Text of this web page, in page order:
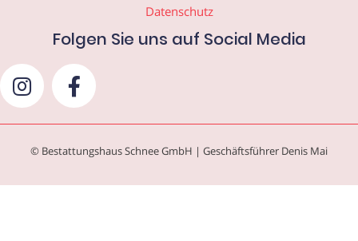
Datenschutz
Folgen Sie uns auf Social Media
© Bestattungshaus Schnee GmbH | Geschäftsführer Denis Mai